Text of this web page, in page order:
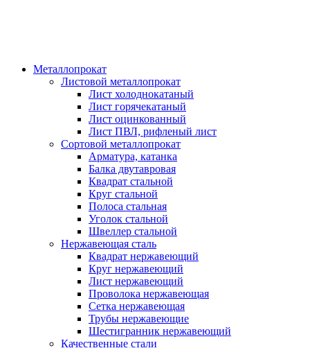
Металлопрокат
Листовой металлопрокат
Лист холоднокатаный
Лист горячекатаный
Лист оцинкованный
Лист ПВЛ, рифленый лист
Сортовой металлопрокат
Арматура, катанка
Балка двутавровая
Квадрат стальной
Круг стальной
Полоса стальная
Уголок стальной
Швеллер стальной
Нержавеющая сталь
Квадрат нержавеющий
Круг нержавеющий
Лист нержавеющий
Проволока нержавеющая
Сетка нержавеющая
Трубы нержавеющие
Шестигранник нержавеющий
Качественные стали